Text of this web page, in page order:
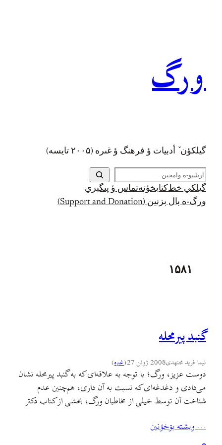
ورگ
گيلکؤن ٚ أدبیات ؤ فرهنگ ؤ غىره (۲۰۰۵ تايسه)
ج
س
ت
ج
گيلکي خط کتابخؤنهتماس ؤ پىگيري
ورگ-ه بال بزنين (Support and Donation)
۱۵۸۱
گنبد پیرمحله
نیما فرید مجتهدی2008 ژوئن 27 (غىره)
دوست عزیز، ورگ؛ با توجه به علاقه‌ای که به گنبد پیرمحله نشان
می‌دادی و دغدغه‌ای که نسبت به آن داری، هم‌چنین عدم
شناخت آن توسط خیلی از مخاطبان ورگ، بخشی از کتاب دکتر
می‌پردازد بدون هیچ کم و کاستی به همراه عکس‌هایی که…
… ويشته بۊخؤنين